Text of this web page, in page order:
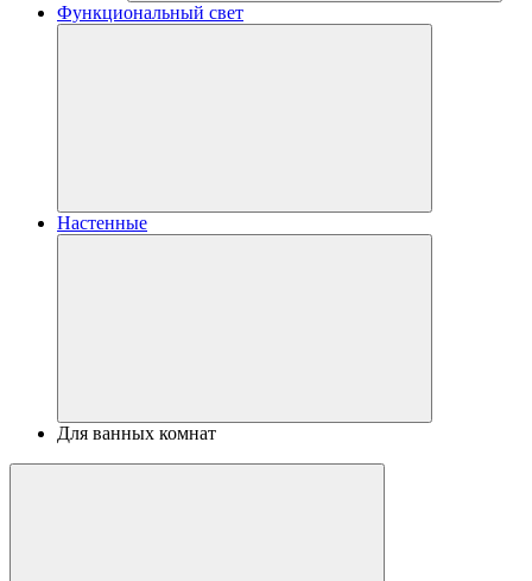
Функциональный свет
Настенные
Для ванных комнат